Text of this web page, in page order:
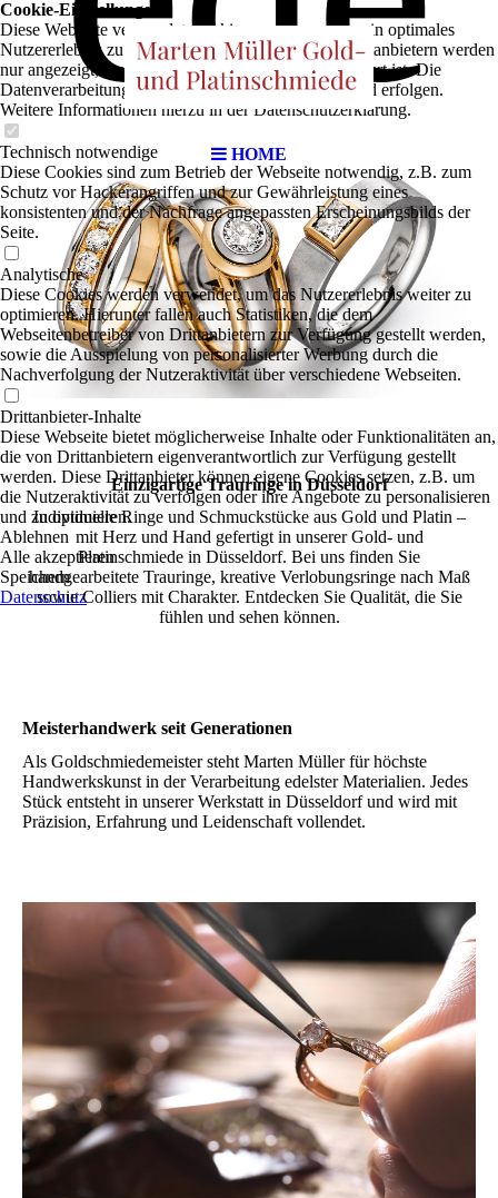
HOME
Einzigartige Trauringe in Düsseldorf
Individuelle Ringe und Schmuckstücke aus Gold und Platin –
mit Herz und Hand gefertigt in unserer Gold- und
Platinschmiede in Düsseldorf. Bei uns finden Sie
handgearbeitete Trauringe, kreative Verlobungsringe nach Maß
sowie Colliers mit Charakter. Entdecken Sie Qualität, die Sie
fühlen und sehen können.
Meisterhandwerk seit Generationen
Als Goldschmiedemeister steht Marten Müller für höchste
Handwerkskunst in der Verarbeitung edelster Materialien. Jedes
Stück entsteht in unserer Werkstatt in Düsseldorf und wird mit
Präzision, Erfahrung und Leidenschaft vollendet.
Cookie-Einstellungen
Diese Webseite verwendet Cookies, um Besuchern ein optimales
Nutzererlebnis zu bieten. Bestimmte Inhalte von Drittanbietern werden
nur angezeigt, wenn die entsprechende Option aktiviert ist. Die
Datenverarbeitung kann dann auch in einem Drittland erfolgen.
Weitere Informationen hierzu in der Datenschutzerklärung.
Technisch notwendige
Diese Cookies sind zum Betrieb der Webseite notwendig, z.B. zum
Schutz vor Hackerangriffen und zur Gewährleistung eines
konsistenten und der Nachfrage angepassten Erscheinungsbilds der
Seite.
Analytische
Diese Cookies werden verwendet, um das Nutzererlebnis weiter zu
optimieren. Hierunter fallen auch Statistiken, die dem
Webseitenbetreiber von Drittanbietern zur Verfügung gestellt werden,
sowie die Ausspielung von personalisierter Werbung durch die
Nachverfolgung der Nutzeraktivität über verschiedene Webseiten.
Drittanbieter-Inhalte
Diese Webseite bietet möglicherweise Inhalte oder Funktionalitäten an,
die von Drittanbietern eigenverantwortlich zur Verfügung gestellt
werden. Diese Drittanbieter können eigene Cookies setzen, z.B. um
die Nutzeraktivität zu verfolgen oder ihre Angebote zu personalisieren
und zu optimieren.
Ablehnen
Alle akzeptieren
Speichern
Datenschutz